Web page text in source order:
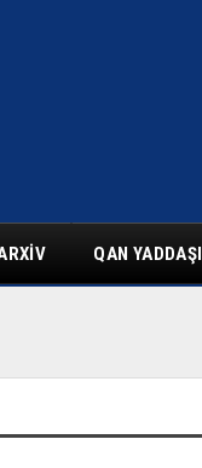
QAN YADDAŞI